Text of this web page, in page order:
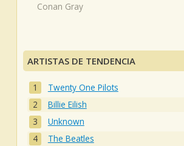
Conan Gray
ARTISTAS DE TENDENCIA
Twenty One Pilots
Billie Eilish
Unknown
The Beatles